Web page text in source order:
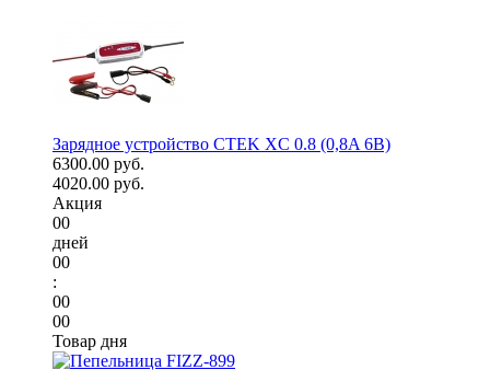
Зарядное устройство CTEK XC 0.8 (0,8A 6В)
6300.00 руб.
4020.00 руб.
Акция
00
дней
00
:
00
00
Товар дня